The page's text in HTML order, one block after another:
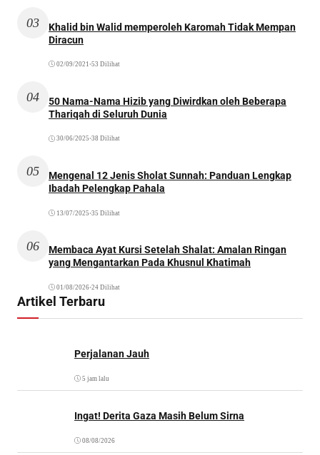
03
Khalid bin Walid memperoleh Karomah Tidak Mempan
Diracun
02/09/2021 •53 Dilihat
04
50 Nama-Nama Hizib yang Diwirdkan oleh Beberapa
Thariqah di Seluruh Dunia
30/06/2025 •38 Dilihat
05
Mengenal 12 Jenis Sholat Sunnah: Panduan Lengkap
Ibadah Pelengkap Pahala
13/07/2025 •35 Dilihat
06
Membaca Ayat Kursi Setelah Shalat: Amalan Ringan
yang Mengantarkan Pada Khusnul Khatimah
01/08/2026•24 Dilihat
Artikel Terbaru
Perjalanan Jauh
5 jam lalu
Ingat! Derita Gaza Masih Belum Sirna
08/08/2026